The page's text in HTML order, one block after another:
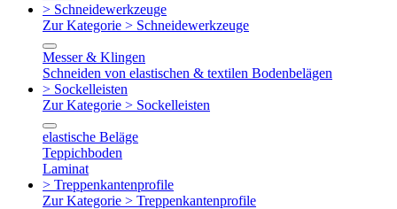
> Schneidewerkzeuge
Zur Kategorie > Schneidewerkzeuge
Messer & Klingen
Schneiden von elastischen & textilen Bodenbelägen
> Sockelleisten
Zur Kategorie > Sockelleisten
elastische Beläge
Teppichboden
Laminat
> Treppenkantenprofile
Zur Kategorie > Treppenkantenprofile